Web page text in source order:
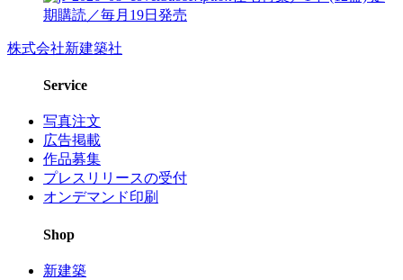
期購読／毎月19日発売
株式会社新建築社
Service
写真注文
広告掲載
作品募集
プレスリリースの受付
オンデマンド印刷
Shop
新建築